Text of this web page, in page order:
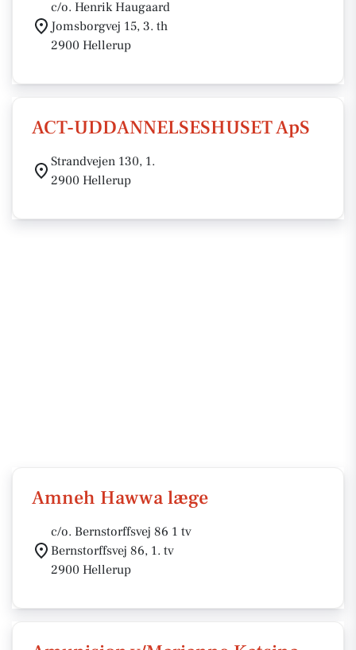
c/o. Henrik Haugaard
Jomsborgvej 15, 3. th
2900 Hellerup
ACT-UDDANNELSESHUSET ApS
Strandvejen 130, 1.
2900 Hellerup
Amneh Hawwa læge
c/o. Bernstorffsvej 86 1 tv
Bernstorffsvej 86, 1. tv
2900 Hellerup